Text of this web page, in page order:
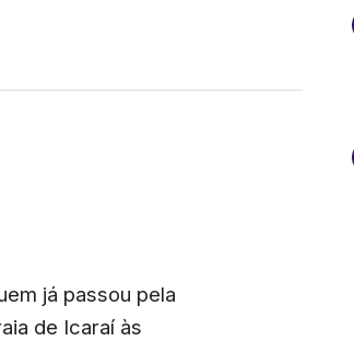
já passou pela
de Icaraí às